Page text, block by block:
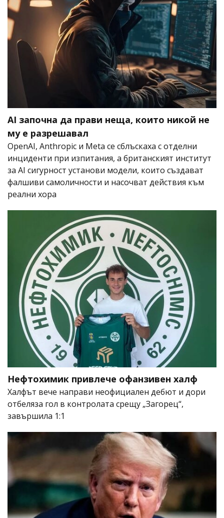
AI започна да прави неща, които никой не
му е разрешавал
OpenAI, Anthropic и Meta се сблъскаха с отделни
инциденти при изпитания, а британският институт
за AI сигурност установи модели, които създават
фалшиви самоличности и насочват действия към
реални хора
Нефтохимик привлече офанзивен халф
Халфът вече направи неофициален дебют и дори
отбеляза гол в контролата срещу „Загорец“,
завършила 1:1